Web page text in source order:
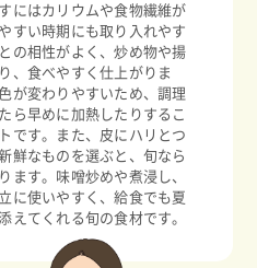
にはカリウムや食物繊維が
すい時期にも取り入れやす
の相性がよく、炒め物や揚
、食べやすく仕上がりま
が変わりやすいため、調理
ら早めに加熱したりするこ
です。また、皮にハリとつ
鮮なものを選ぶと、旬なら
ます。味噌炒めや煮浸し、
に使いやすく、給食でも夏
えてくれる旬の食材です。